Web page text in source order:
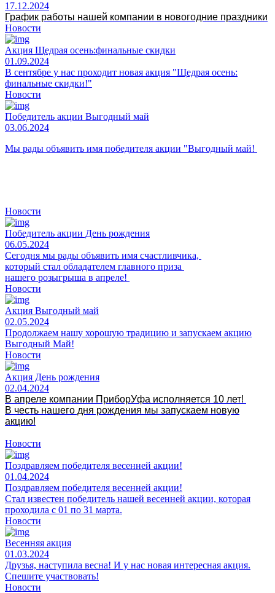
17.12.2024
График работы нашей компании в новогодние праздники
Новости
Акция Щедрая осень:финальные скидки
01.09.2024
В сентябре у нас проходит новая акция "Щедрая осень:
финальные скидки!"
Новости
Победитель акции Выгодный май
03.06.2024
Мы рады объявить имя победителя акции "Выгодный май!
Новости
Победитель акции День рождения
06.05.2024
Сегодня мы рады объявить имя счастливчика,
который стал обладателем главного приза
нашего розыгрыша в апреле!
Новости
Акция Выгодный май
02.05.2024
Продолжаем нашу хорошую традицию и запускаем акцию
Выгодный Май!
Новости
Акция День рождения
02.04.2024
В апреле компании ПриборУфа исполняется 10 лет!
В честь нашего дня рождения мы запускаем новую
акцию!
Новости
Поздравляем победителя весенней акции!
01.04.2024
Поздравляем победителя весенней акции!
Стал известен победитель нашей весенней акции, которая
проходила с 01 по 31 марта.
Новости
Весенняя акция
01.03.2024
Друзья, наступила весна! И у нас новая интересная акция.
Спешите участвовать!
Новости